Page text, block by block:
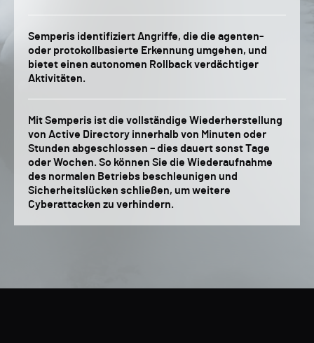
Semperis identifiziert Angriffe, die die agenten-
oder protokollbasierte Erkennung umgehen, und
bietet einen autonomen Rollback verdächtiger
Aktivitäten.
Mit Semperis ist die vollständige Wiederherstellung
von Active Directory innerhalb von Minuten oder
Stunden abgeschlossen – dies dauert sonst Tage
oder Wochen. So können Sie die Wiederaufnahme
des normalen Betriebs beschleunigen und
Sicherheitslücken schließen, um weitere
Cyberattacken zu verhindern.